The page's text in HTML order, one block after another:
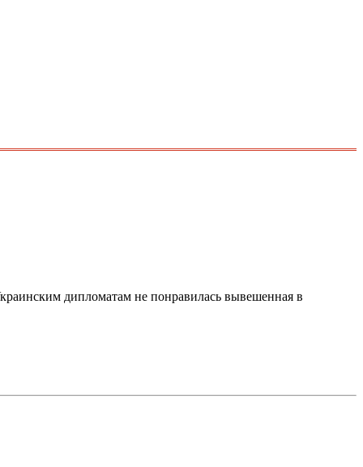
дипломатам не понравилась вывешенная в